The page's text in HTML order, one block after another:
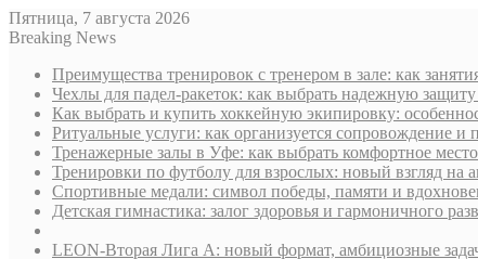
Пятница, 7 августа 2026
Breaking News
Преимущества тренировок с тренером в зале: как
Чехлы для падел-ракеток: как выбрать надежную
Как выбрать и купить хоккейную экипировку:
Ритуальные услуги: как организуется сопровождение и
Тренажерные залы в Уфе: как выбрать комфортное
Тренировки по футболу для взрослых: новый взгляд на
Спортивные медали: символ победы, памяти и
Детская гимнастика: залог здоровья и гармоничного
LEON-Вторая Лига А: новый формат, амбициозные